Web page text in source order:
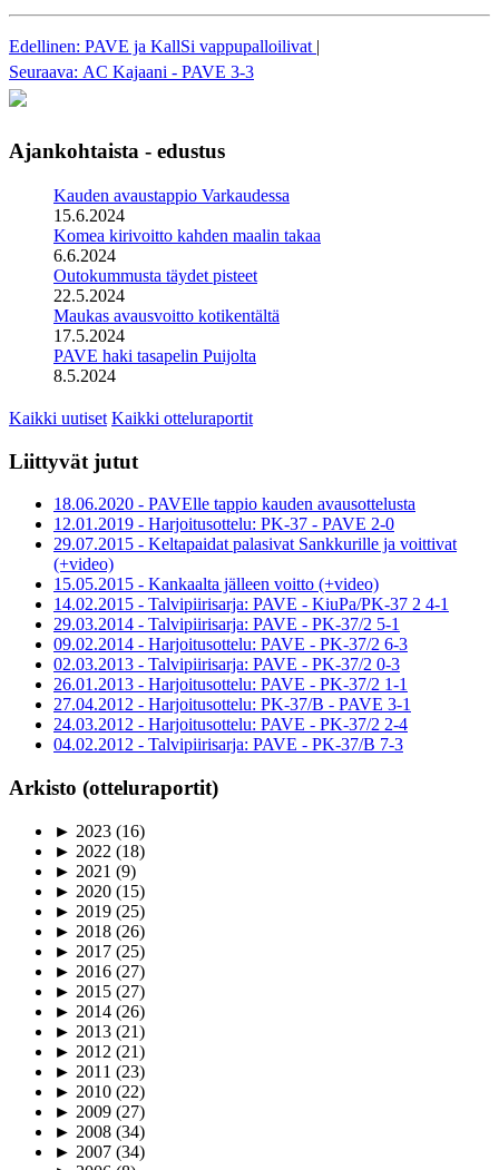
Edellinen: PAVE ja KallSi vappupalloilivat |
Seuraava: AC Kajaani - PAVE 3-3
Ajankohtaista - edustus
Kauden avaustappio Varkaudessa
15.6.2024
Komea kirivoitto kahden maalin takaa
6.6.2024
Outokummusta täydet pisteet
22.5.2024
Maukas avausvoitto kotikentältä
17.5.2024
PAVE haki tasapelin Puijolta
8.5.2024
Kaikki uutiset Kaikki otteluraportit
Liittyvät jutut
18.06.2020 - PAVElle tappio kauden avausottelusta
12.01.2019 - Harjoitusottelu: PK-37 - PAVE 2-0
29.07.2015 - Keltapaidat palasivat Sankkurille ja voittivat
(+video)
15.05.2015 - Kankaalta jälleen voitto (+video)
14.02.2015 - Talvipiirisarja: PAVE - KiuPa/PK-37 2 4-1
29.03.2014 - Talvipiirisarja: PAVE - PK-37/2 5-1
09.02.2014 - Harjoitusottelu: PAVE - PK-37/2 6-3
02.03.2013 - Talvipiirisarja: PAVE - PK-37/2 0-3
26.01.2013 - Harjoitusottelu: PAVE - PK-37/2 1-1
27.04.2012 - Harjoitusottelu: PK-37/B - PAVE 3-1
24.03.2012 - Harjoitusottelu: PAVE - PK-37/2 2-4
04.02.2012 - Talvipiirisarja: PAVE - PK-37/B 7-3
Arkisto (otteluraportit)
► 2023 (16)
► 2022 (18)
► 2021 (9)
► 2020 (15)
► 2019 (25)
► 2018 (26)
► 2017 (25)
► 2016 (27)
► 2015 (27)
► 2014 (26)
► 2013 (21)
► 2012 (21)
► 2011 (23)
► 2010 (22)
► 2009 (27)
► 2008 (34)
► 2007 (34)